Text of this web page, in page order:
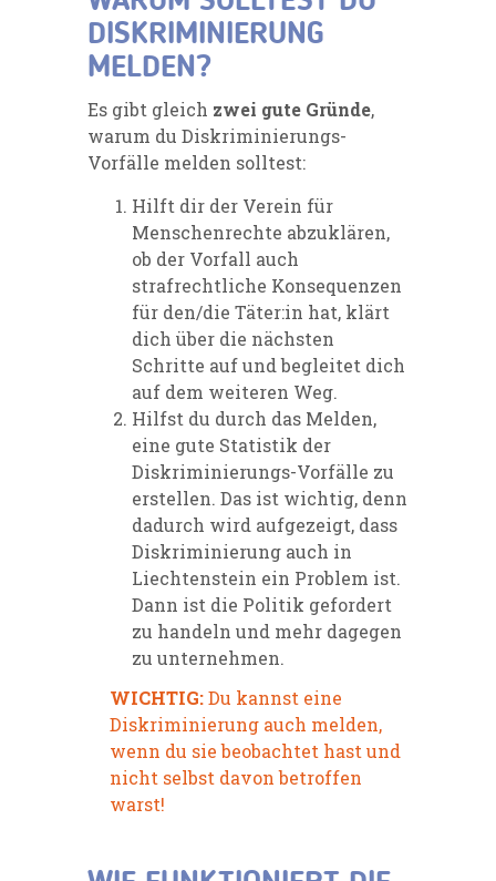
DISKRIMINIERUNG
MELDEN?
Es gibt gleich zwei gute Gründe,
warum du Diskriminierungs-
Vorfälle melden solltest:
Hilft dir der Verein für
Menschenrechte abzuklären,
ob der Vorfall auch
strafrechtliche Konsequenzen
für den/die Täter:in hat, klärt
dich über die nächsten
Schritte auf und begleitet dich
auf dem weiteren Weg.
Hilfst du durch das Melden,
eine gute Statistik der
Diskriminierungs-Vorfälle zu
erstellen. Das ist wichtig, denn
dadurch wird aufgezeigt, dass
Diskriminierung auch in
Liechtenstein ein Problem ist.
Dann ist die Politik gefordert
zu handeln und mehr dagegen
zu unternehmen.
WICHTIG:Du kannst eine
Diskriminierung auch melden,
wenn du sie beobachtet hast und
nicht selbst davon betroffen
warst!